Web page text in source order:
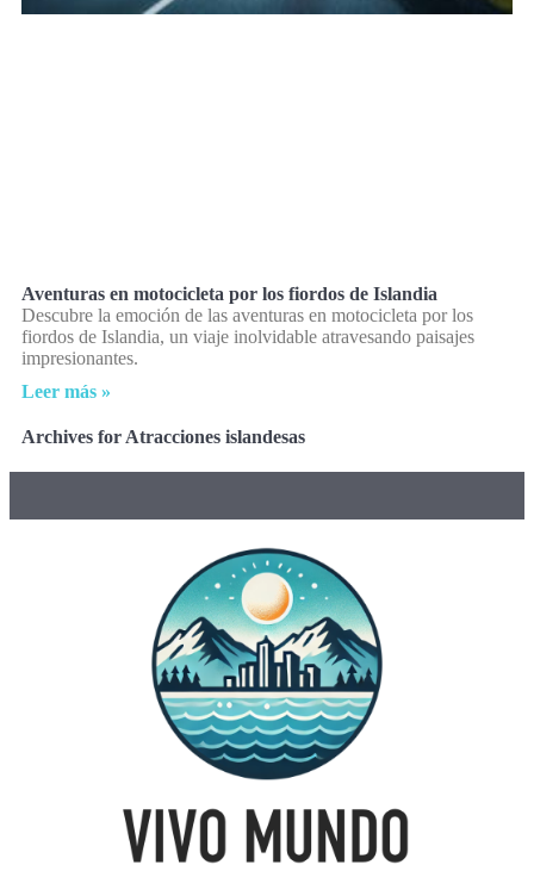
Aventuras en motocicleta por los fiordos de Islandia
Descubre la emoción de las aventuras en motocicleta por los
fiordos de Islandia, un viaje inolvidable atravesando paisajes
impresionantes.
Leer más »
Archives for Atracciones islandesas